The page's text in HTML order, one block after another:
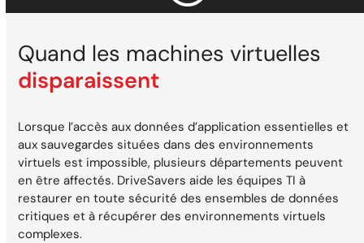
Quand les machines virtuelles
disparaissent
Lorsque l’accès aux données d’application essentielles et
aux sauvegardes situées dans des environnements
virtuels est impossible, plusieurs départements peuvent
en être affectés. DriveSavers aide les équipes TI à
restaurer en toute sécurité des ensembles de données
critiques et à récupérer des environnements virtuels
complexes.